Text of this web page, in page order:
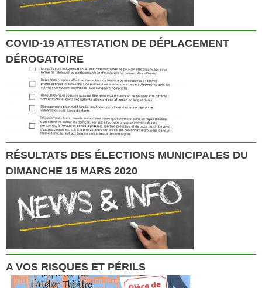
COVID-19 ATTESTATION DE DÉPLACEMENT
DÉROGATOIRE
RÉSULTATS DES ÉLECTIONS MUNICIPALES DU
DIMANCHE 15 MARS 2020
A VOS RISQUES ET PÉRILS